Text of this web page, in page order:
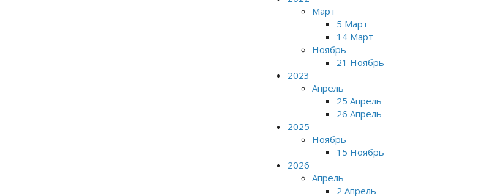
Март
5 Март
14 Март
Ноябрь
21 Ноябрь
2023
Апрель
25 Апрель
26 Апрель
2025
Ноябрь
15 Ноябрь
2026
Апрель
2 Апрель